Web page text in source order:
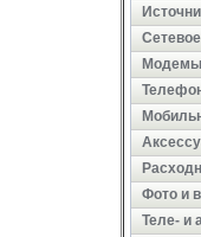
Модемы
Фото и
Теле- и